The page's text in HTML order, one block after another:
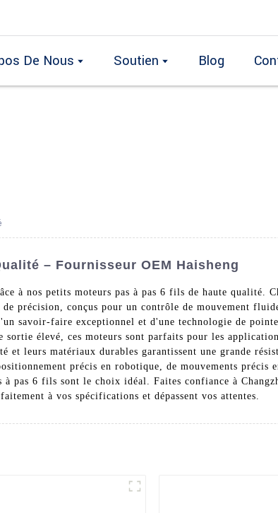
De Nous Soutien Blog
– Fournisseur OEM Haisheng
à nos petits moteurs pas à pas 6 fils de haute qualité.
précision, conçus pour un contrôle de mouvement
savoir-faire exceptionnel et d'une technologie de
élevé, ces moteurs sont parfaits pour les
et leurs matériaux durables garantissent une grande
précis en robotique, de mouvements précis
pas 6 fils sont le choix idéal. Faites confiance à
à vos spécifications et dépassent vos attentes.